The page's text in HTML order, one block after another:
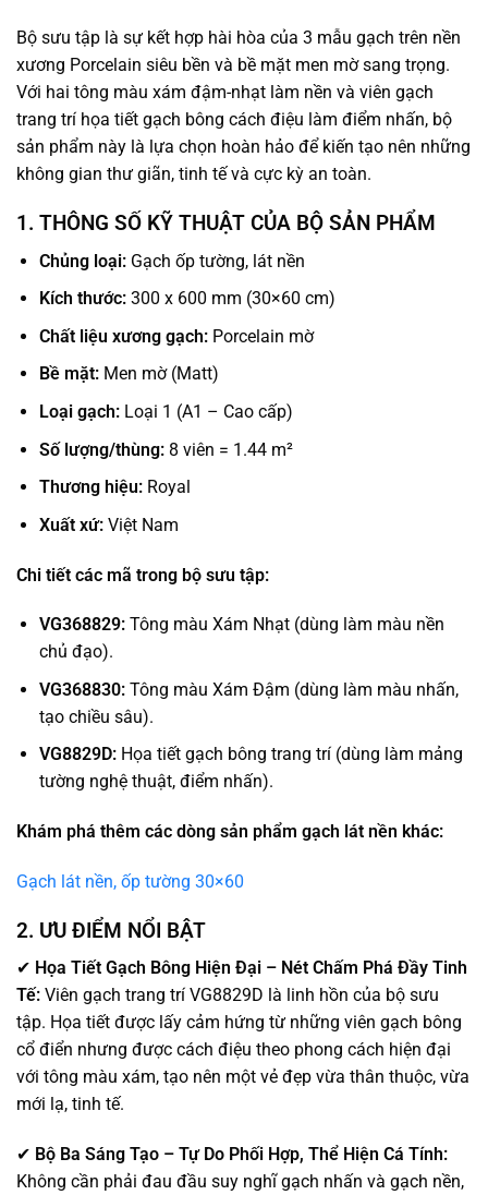
Bộ sưu tập là sự kết hợp hài hòa của 3 mẫu gạch trên nền
xương Porcelain siêu bền và bề mặt men mờ sang trọng.
Với hai tông màu xám đậm-nhạt làm nền và viên gạch
trang trí họa tiết gạch bông cách điệu làm điểm nhấn, bộ
sản phẩm này là lựa chọn hoàn hảo để kiến tạo nên những
không gian thư giãn, tinh tế và cực kỳ an toàn.
1. THÔNG SỐ KỸ THUẬT CỦA BỘ SẢN PHẨM
Chủng loại:Gạch ốp tường, lát nền
Kích thước:300 x 600 mm (30×60 cm)
Chất liệu xương gạch:Porcelain mờ
Bề mặt:Men mờ (Matt)
Loại gạch:Loại 1 (A1 – Cao cấp)
Số lượng/thùng:8 viên = 1.44 m²
Thương hiệu:Royal
Xuất xứ:Việt Nam
Chi tiết các mã trong bộ sưu tập:
VG368829:Tông màu Xám Nhạt (dùng làm màu nền
chủ đạo).
VG368830:Tông màu Xám Đậm (dùng làm màu nhấn,
tạo chiều sâu).
VG8829D:Họa tiết gạch bông trang trí (dùng làm mảng
tường nghệ thuật, điểm nhấn).
Khám phá thêm các dòng sản phẩm gạch lát nền khác:
Gạch lát nền, ốp tường 30×60
2. ƯU ĐIỂM NỔI BẬT
✔ Họa Tiết Gạch Bông Hiện Đại – Nét Chấm Phá Đầy Tinh
Tế: Viên gạch trang trí VG8829D là linh hồn của bộ sưu
tập. Họa tiết được lấy cảm hứng từ những viên gạch bông
cổ điển nhưng được cách điệu theo phong cách hiện đại
với tông màu xám, tạo nên một vẻ đẹp vừa thân thuộc, vừa
mới lạ, tinh tế.
✔ Bộ Ba Sáng Tạo – Tự Do Phối Hợp, Thể Hiện Cá Tính:
Không cần phải đau đầu suy nghĩ gạch nhấn và gạch nền,